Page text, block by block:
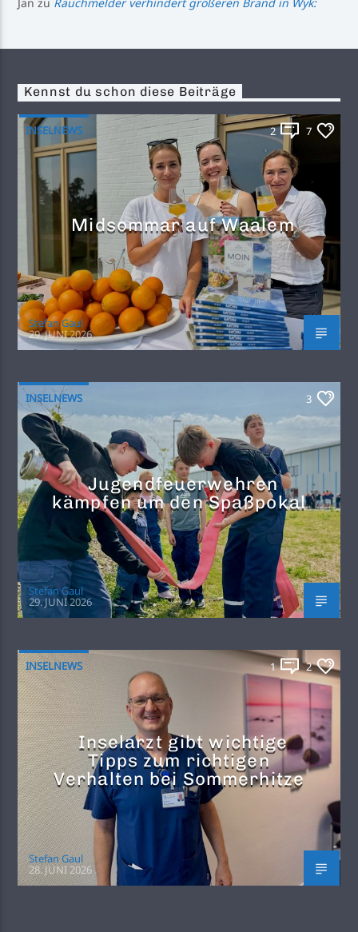
Kennst du schon diese Beiträge
INSELNEWS 2 7
Midsommar auf Waalem
Stefan Gaul
29. JUNI 2026
INSELNEWS 3
Jugendfeuerwehren
kämpfen um den Spaßpokal
Stefan Gaul
29. JUNI 2026
INSELNEWS 1 2
Inselarzt gibt wichtige
Tipps zum richtigen
Verhalten bei Sommerhitze
Stefan Gaul
28. JUNI 2026